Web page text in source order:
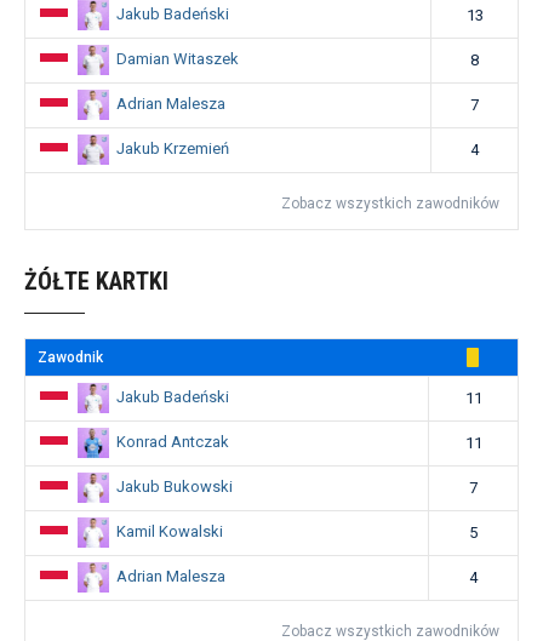
Jakub Badeński 13
Damian Witaszek 8
Adrian Malesza 7
Jakub Krzemień 4
Zobacz wszystkich zawodników
ŻÓŁTE KARTKI
Zawodnik
Jakub Badeński 11
Konrad Antczak 11
Jakub Bukowski 7
Kamil Kowalski 5
Adrian Malesza 4
Zobacz wszystkich zawodników